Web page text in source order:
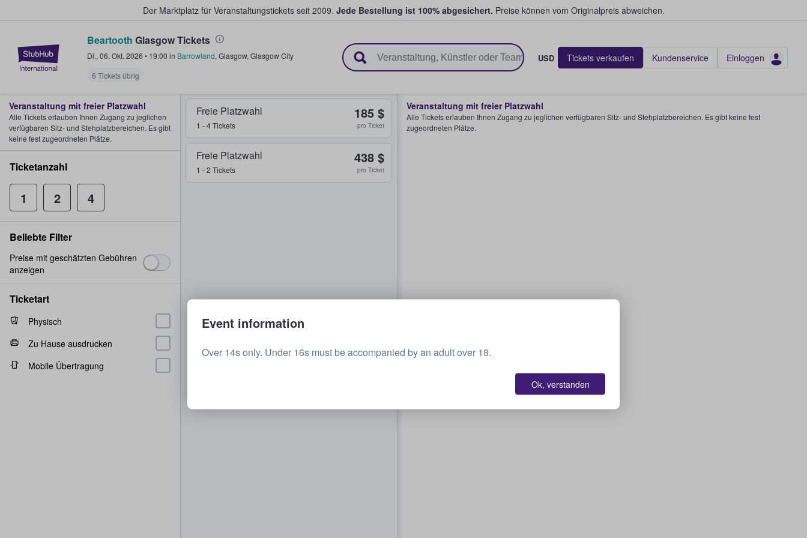
Der Marktplatz für Veranstaltungstickets seit 2009. Jede Bestellung ist 100% abgesichert. Preise können vom Originalpreis abweichen.
StubHub - Wo Fans Tickets kaufen & verkaufen
Beartooth Glasgow Tickets
Di., 06. Okt. 2026 • 19:00 in Barrowland, Glasgow, Glasgow City
6 Tickets übrig
USD Tickets verkaufen Kundenservice Einloggen
Freie Platzwahl
1 - 4 Tickets
185 $
pro Ticket
Freie Platzwahl
1 - 2 Tickets
438 $
pro Ticket
Veranstaltung mit freier Platzwahl
Alle Tickets erlauben Ihnen Zugang zu jeglichen verfügbaren Sitz- und Stehplatzbereichen. Es gibt keine fest
zugeordneten Plätze.
Veranstaltung mit freier Platzwahl
Alle Tickets erlauben Ihnen Zugang zu jeglichen
verfügbaren Sitz- und Stehplatzbereichen. Es gibt
keine fest zugeordneten Plätze.
Ticketanzahl
1 2 4
Beliebte Filter
Preise mit geschätzten Gebühren
anzeigen
Ticketart
Physisch
Zu Hause ausdrucken
Mobile Übertragung
Event information
Over 14s only. Under 16s must be accompanied by an adult over 18.
Ok, verstanden